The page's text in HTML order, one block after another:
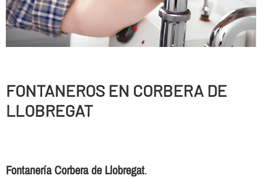
FONTANEROS EN CORBERA DE
LLOBREGAT
Fontanerí­a Corbera de Llobregat.